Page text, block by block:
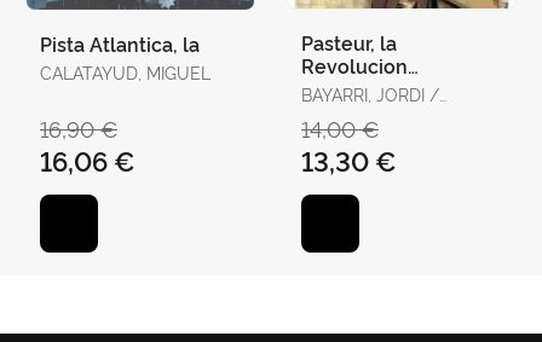
Pista Atlantica, la
CALATAYUD, MIGUEL
16,90 €
16,06 €
Pasteur, la
Revolucion
Microbiana
BAYARRI, JORDI /
14,00 €
13,30 €